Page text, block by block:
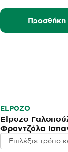
Προσθήκη
ELPOZO
Elpozo
Φραντζόλα
φέτες